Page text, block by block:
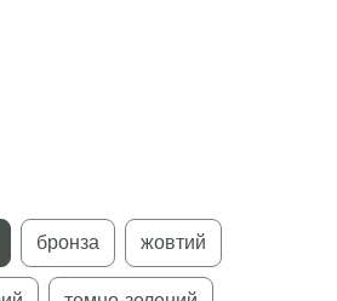
бронза жовтий